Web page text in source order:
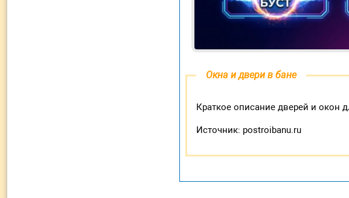
Окна и двери в бане
Краткое описание дверей и окон
Источник: postroibanu.ru